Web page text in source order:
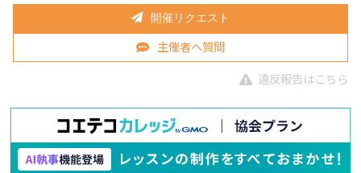
開催リクエスト
主催者へ質問
違反報告はこちら